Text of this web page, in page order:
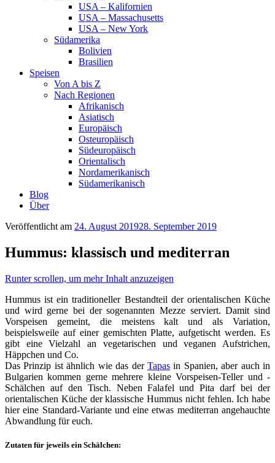
USA – Kalifornien
USA – Massachusetts
USA – New York
Südamerika
Bolivien
Brasilien
Speisen
Von A bis Z
Nach Regionen
Afrikanisch
Asiatisch
Europäisch
Osteuropäisch
Südeuropäisch
Orientalisch
Nordamerikanisch
Südamerikanisch
Blog
Über
Veröffentlicht am 24. August 201928. September 2019
Hummus: klassisch und mediterran
Runter scrollen, um mehr Inhalt anzuzeigen
Hummus ist ein traditioneller Bestandteil der orientalischen Küche
und wird gerne bei der sogenannten Mezze serviert. Damit sind
Vorspeisen gemeint, die meistens kalt und als Variation,
beispielsweile auf einer gemischten Platte, aufgetischt werden. Es
gibt eine Vielzahl an vegetarischen und veganen Aufstrichen,
Häppchen und Co.
Das Prinzip ist ähnlich wie das der Tapasin Spanien, aber auch in
Bulgarien kommen gerne mehrere kleine Vorspeisen-Teller und -
Schälchen auf den Tisch. Neben Falafel und Pita darf bei der
orientalischen Küche der klassische Hummus nicht fehlen. Ich habe
hier eine Standard-Variante und eine etwas mediterran angehauchte
Abwandlung für euch.
Zutaten für jeweils ein Schälchen: